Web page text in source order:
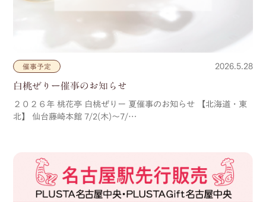
催事予定 2026.5.28
白桃ぜりー催事のお知らせ
２０２６年 桃花亭 白桃ぜりー 夏催事のお知らせ 【北海道・東
北】 仙台藤崎本館 7/2(木)～7/…